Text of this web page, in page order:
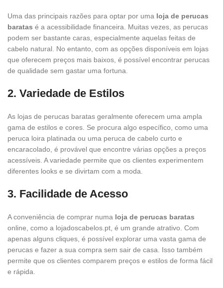
Uma das principais razões para optar por uma loja de perucas
baratas é a acessibilidade financeira. Muitas vezes, as perucas
podem ser bastante caras, especialmente aquelas feitas de
cabelo natural. No entanto, com as opções disponíveis em lojas
que oferecem preços mais baixos, é possível encontrar perucas
de qualidade sem gastar uma fortuna.
2. Variedade de Estilos
As lojas de perucas baratas geralmente oferecem uma ampla
gama de estilos e cores. Se procura algo específico, como uma
peruca loira platinada ou uma peruca de cabelo curto e
encaracolado, é provável que encontre várias opções a preços
acessíveis. A variedade permite que os clientes experimentem
diferentes looks e se divirtam com a moda.
3. Facilidade de Acesso
A conveniência de comprar numa loja de perucas baratas
online, como a lojadoscabelos.pt, é um grande atrativo. Com
apenas alguns cliques, é possível explorar uma vasta gama de
perucas e fazer a sua compra sem sair de casa. Isso também
permite que os clientes comparem preços e estilos de forma fácil
e rápida.